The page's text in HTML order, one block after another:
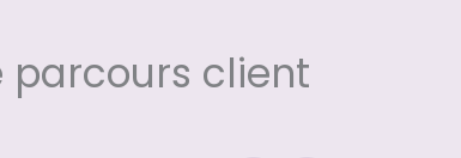
parcours client